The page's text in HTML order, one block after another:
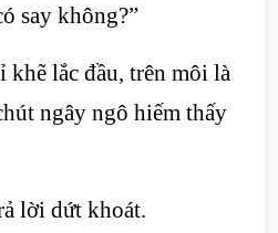
say không?”
khẽ lắc đầu, trên môi là
ngây ngô hiếm thấy
lời dứt khoát.